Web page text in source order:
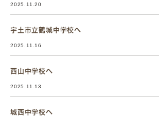
2025.11.20
宇土市立鶴城中学校へ
2025.11.16
西山中学校へ
2025.11.13
城西中学校へ